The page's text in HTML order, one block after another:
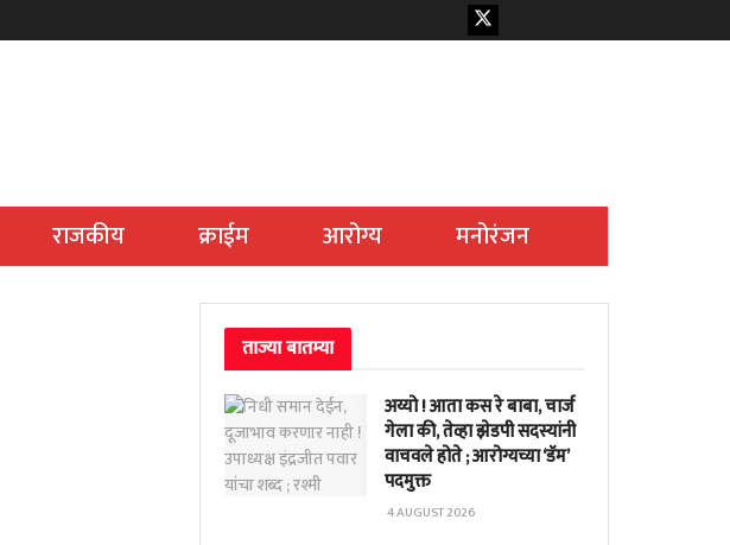
राजकीय क्राईम आरोग्य मनोरंजन
ताज्या बातम्या
अय्यो ! आता कस रे बाबा, चार्ज
गेला की, तेव्हा झेडपी सदस्यांनी
वाचवले होते ; आरोग्यच्या ‘डॅम’
पदमुक्त
4 AUGUST 2026